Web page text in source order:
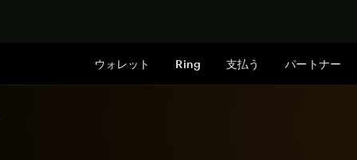
ウォレット Ring 支払う パートナー